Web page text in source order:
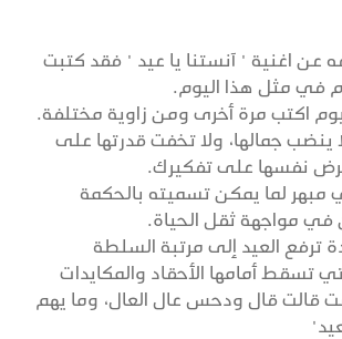
عن اغنية " آنستنا يا عيد " فقد كتبت
في مثل هذا اليوم.
اكتب مرة أخرى ومن زاوية مختلفة.
ينضب جمالها، ولا تخفت قدرتها على
نفسها على تفكيرك.
مبهر لما يمكن تسميته بالحكمة
في مواجهة ثقل الحياة.
ترفع العيد إلى مرتبة السلطة
تسقط أمامها الأحقاد والمكايدات
قالت قال ودحس عال العال، وما يهم